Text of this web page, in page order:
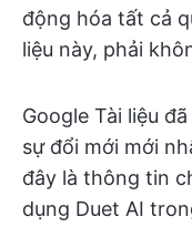
động hóa tất cả
liệu này, phải
Google Tài liệu
sự đổi mới mới
đây là thông tin
dụng Duet AI